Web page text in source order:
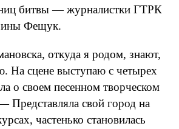
битвы — журналистки ГТРК
Фещук.
откуда я родом, знают,
На сцене выступаю с четырех
о своем песенном творческом
Представляла свой город на
частенько становилась